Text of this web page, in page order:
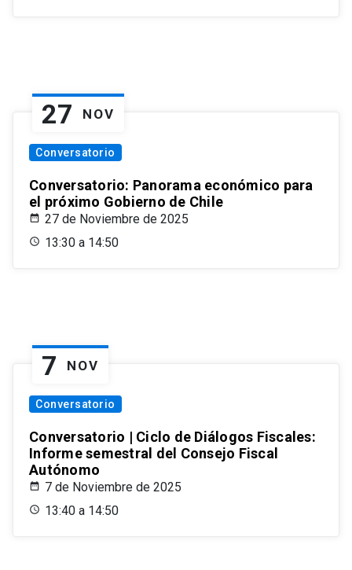
27 NOV
Conversatorio
Conversatorio: Panorama económico para
el próximo Gobierno de Chile
27 de Noviembre de 2025
13:30 a 14:50
7 NOV
Conversatorio
Conversatorio | Ciclo de Diálogos Fiscales:
Informe semestral del Consejo Fiscal
Autónomo
7 de Noviembre de 2025
13:40 a 14:50